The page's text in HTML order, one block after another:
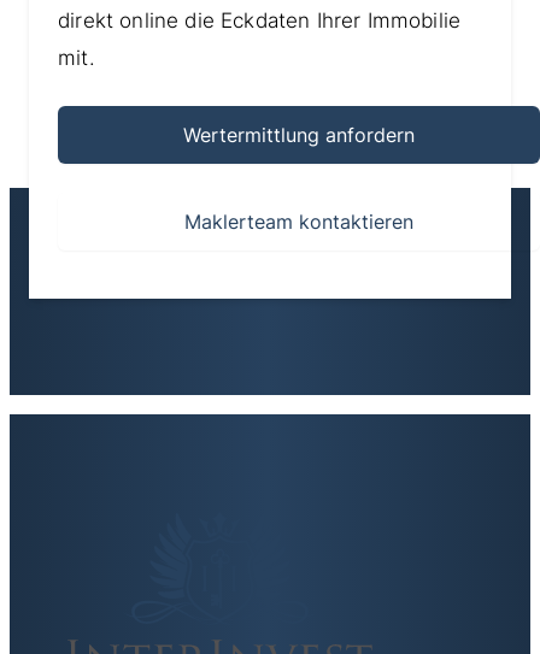
direkt online die Eckdaten Ihrer Immobilie
mit.
Wertermittlung anfordern
Maklerteam kontaktieren